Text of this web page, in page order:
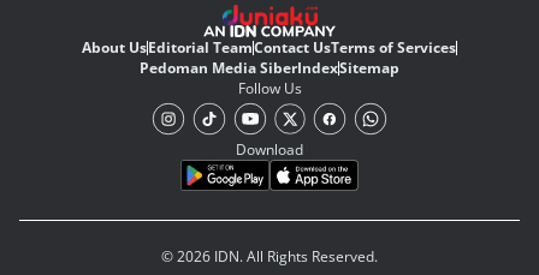
About UsEditorial TeamContact UsTerms of Services
Pedoman Media SiberIndexSitemap
Follow Us
Download
© 2026 IDN. All Rights Reserved.